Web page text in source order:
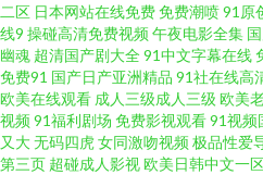
秀场一区二区 91看片视频 女人的天堂网
中文字十页 97超惹人人 九一在線觀看
97亚洲中文字幕 久久丁香香蕉 天天爽天
二区 日本网站在线免费免费潮喷91原
线9 操碰高清免费视频午夜电影全集
幽魂 超清国产剧大全91中文字幕在线
免费91 国产日产亚洲精品 91社在线高
欧美在线观看 成人三级成人三级 欧美
视频91福利剧场 免费影视观看91视频
又大无码四虎女同激吻视频极品性爱
第三页 超碰成人影视欧美日韩中文一